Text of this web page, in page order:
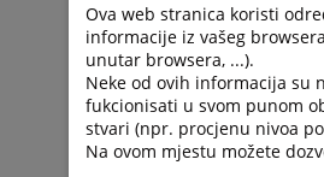
Ova web stranica koristi
informacije iz vašeg
unutar browsera, ...).
Neke od ovih informacija su
fukcionisati u svom punom
stvari (npr. procjenu nivoa
Na ovom mjestu možete